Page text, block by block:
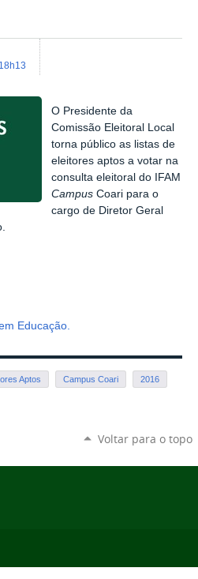
O Presidente da
Comissão Eleitoral Local
torna público as listas de
eleitores aptos a votar na
consulta eleitoral do IFAM
Campus Coari para o
cargo de Diretor Geral
Educação.
Aptos Campus Coari 2016
Voltar para o topo